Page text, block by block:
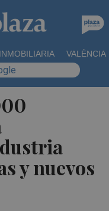
VALÈNCIA
y nuevos